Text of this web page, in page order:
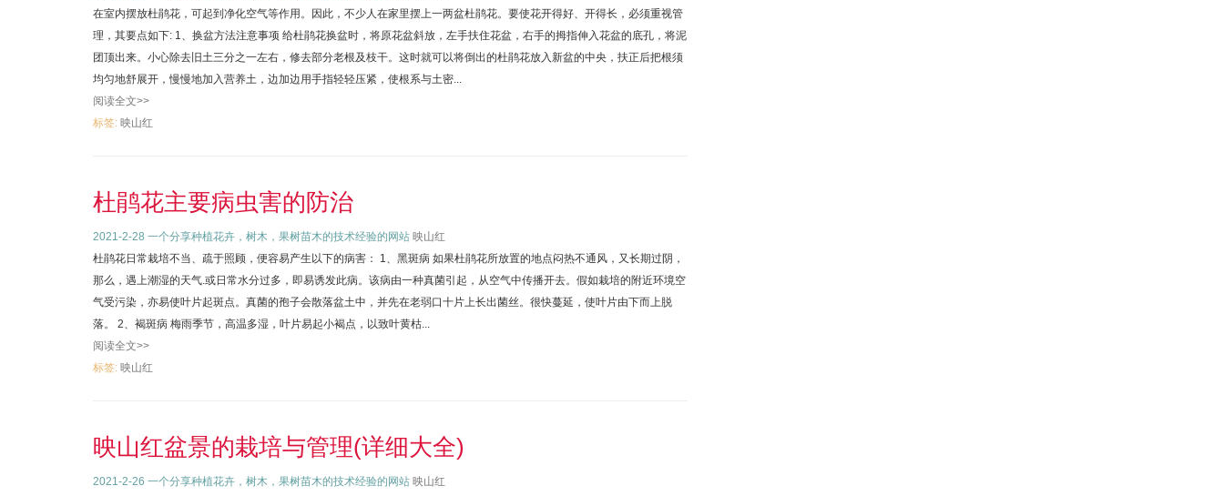
在室内摆放杜鹃花，可起到净化空气等作用。因此，不少人在家里摆上一两盆杜鹃花。要使花开得好、开得长，必须重视管
理，其要点如下: 1、换盆方法注意事项 给杜鹃花换盆时，将原花盆斜放，左手扶住花盆，右手的拇指伸入花盆的底孔，将泥
团顶出来。小心除去旧土三分之一左右，修去部分老根及枝干。这时就可以将倒出的杜鹃花放入新盆的中央，扶正后把根须
均匀地舒展开，慢慢地加入营养土，边加边用手指轻轻压紧，使根系与土密...
阅读全文>>
标签: 映山红
杜鹃花主要病虫害的防治
2021-2-28 一个分享种植花卉，树木，果树苗木的技术经验的网站 映山红
杜鹃花日常栽培不当、疏于照顾，便容易产生以下的病害： 1、黑斑病 如果杜鹃花所放置的地点闷热不通风，又长期过阴，
那么，遇上潮湿的天气.或日常水分过多，即易诱发此病。该病由一种真菌引起，从空气中传播开去。假如栽培的附近环境空
气受污染，亦易使叶片起斑点。真菌的孢子会散落盆土中，并先在老弱口十片上长出菌丝。很快蔓延，使叶片由下而上脱
落。 2、褐斑病 梅雨季节，高温多湿，叶片易起小褐点，以致叶黄枯...
阅读全文>>
标签: 映山红
映山红盆景的栽培与管理(详细大全)
2021-2-26 一个分享种植花卉，树木，果树苗木的技术经验的网站 映山红